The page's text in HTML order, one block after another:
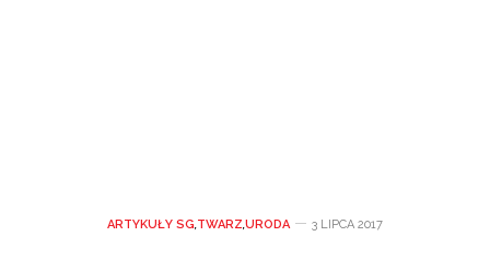
ARTYKUŁY SG,TWARZ,URODA 3 LIPCA 2017